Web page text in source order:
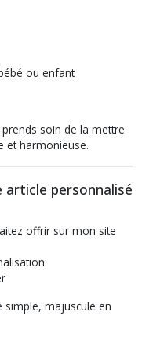
ou enfant
soin de la mettre
et harmonieuse.
personnalisé
offrir sur mon site
simple, majuscule en